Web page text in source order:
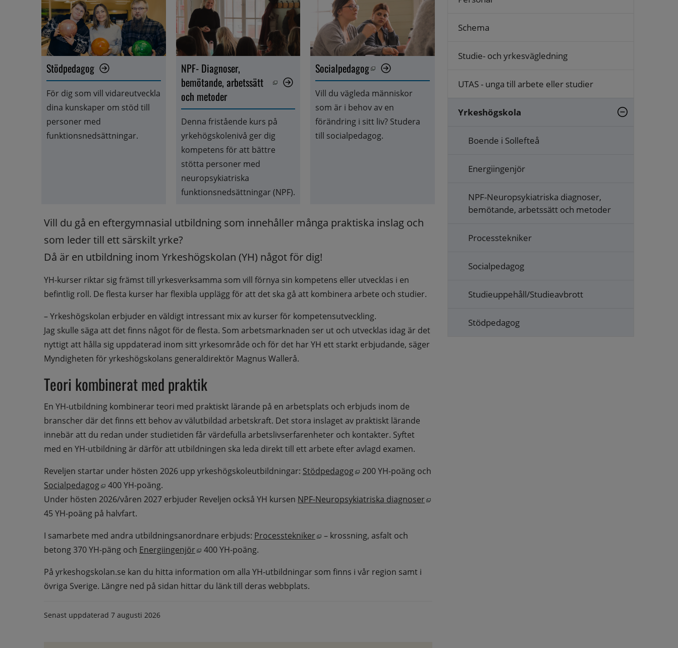
Stödpedagog
För dig som vill vidareutveckla
dina kunskaper om stöd till
personer med
funktionsnedsättningar.
NPF- Diagnoser,
bemötande, arbetssätt
och metoder
Öppnas i nytt fönster.
Denna fristående kurs på
yrkehögskolenivå ger dig
kompetens för att bättre
stötta personer med
neuropsykiatriska
funktionsnedsättningar (NPF).
Socialpedagog
Öppnas i nytt fönster.
Vill du vägleda människor
som är i behov av en
förändring i sitt liv? Studera
till socialpedagog.
Vill du gå en eftergymnasial utbildning som innehåller många praktiska inslag och
som leder till ett särskilt yrke?
Då är en utbildning inom Yrkeshögskolan (YH) något för dig!
YH-kurser riktar sig främst till yrkesverksamma som vill förnya sin kompetens eller utvecklas i en
befintlig roll. De flesta kurser har flexibla upplägg för att det ska gå att kombinera arbete och studier.
– Yrkeshögskolan erbjuder en väldigt intressant mix av kurser för kompetensutveckling.
Jag skulle säga att det finns något för de flesta. Som arbetsmarknaden ser ut och utvecklas idag är det
nyttigt att hålla sig uppdaterad inom sitt yrkesområde och för det har YH ett starkt erbjudande, säger
Myndigheten för yrkeshögskolans generaldirektör Magnus Wallerå.
Teori kombinerat med praktik
En YH-utbildning kombinerar teori med praktiskt lärande på en arbetsplats och erbjuds inom de
branscher där det finns ett behov av välutbildad arbetskraft. Det stora inslaget av praktiskt lärande
innebär att du redan under studietiden får värdefulla arbetslivserfarenheter och kontakter. Syftet
med en YH-utbildning är därför att utbildningen ska leda direkt till ett arbete efter avlagd examen.
Reveljen startar under hösten 2026 upp yrkeshögskoleutbildningar: Stödpedagog Öppnas i nytt fönster.
Socialpedagog
Öppnas i nytt fönster.
400 YH-poäng.
Under hösten 2026/våren 2027 erbjuder Reveljen också YH kursen NPF-Neuropsykiatriska diagnoser
45 YH-poäng på halvfart.
I samarbete med andra utbildningsanordnare erbjuds: Processtekniker Öppnas i nytt fönster.
– krossning, asfalt och
betong 370 YH-päng och Energiingenjör Öppnas i nytt fönster.
400 YH-poäng.
På yrkeshogskolan.se kan du hitta information om alla YH-utbildningar som finns i vår region samt i
övriga Sverige. Längre ned på sidan hittar du länk till deras webbplats.
Senast uppdaterad 7 augusti 2026
Schema
Studie- och yrkesvägledning
UTAS - unga till arbete eller studier
Yrkeshögskola
Boende i Sollefteå
Energiingenjör
NPF-Neuropsykiatriska diagnoser,
bemötande, arbetssätt och metoder
Processtekniker
Socialpedagog
Studieuppehåll/Studieavbrott
Stödpedagog